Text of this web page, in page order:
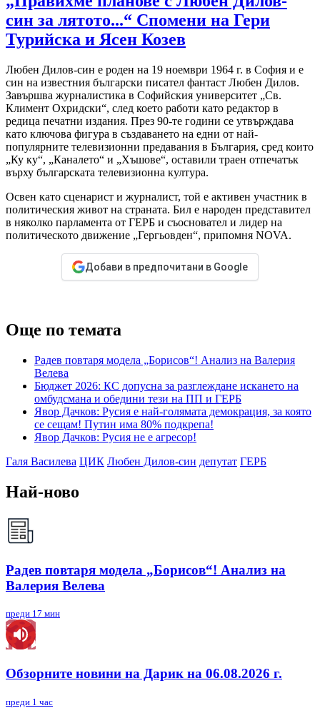
син за лятото...“ Спомени на Гери
Турийска и Ясен Козев
Любен Дилов-син е роден на 19 ноември 1964 г. в София и е
син на известния български писател фантаст Любен Дилов.
Завършва журналистика в Софийския университет „Св.
Климент Охридски“, след което работи като редактор в
редица печатни издания. През 90-те години се утвърждава
като ключова фигура в създаването на едни от най-
популярните телевизионни предавания в България, сред които
„Ку ку“, „Каналето“ и „Хъшове“, оставили траен отпечатък
върху българската телевизионна култура.
Освен като сценарист и журналист, той е активен участник в
политическия живот на страната. Бил е народен представител
в няколко парламента от ГЕРБ и съосновател и лидер на
политическото движение „Гергьовден“, припомня NOVA.
Добави в предпочитани в Google
Още по темата
Радев повтаря модела „Борисов“! Анализ на Валерия
Велева
Бюджет 2026: КС допусна за разглеждане искането на
омбудсмана и обедини тези на ПП и ГЕРБ
Явор Дачков: Русия е най-голямата демокрация, за която
се сещам! Путин има 80% подкрепа!
Явор Дачков: Русия не е агресор!
Галя Василева ЦИК Любен Дилов-син депутат ГЕРБ
Най-ново
Радев повтаря модела „Борисов“! Анализ на
Валерия Велева
преди 17 мин
Обзорните новини на Дарик на 06.08.2026 г.
преди 1 час